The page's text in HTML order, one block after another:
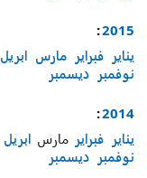
2015
:
يناير فبراير مارس ابريل
نوفمبر ديسمبر
2014
:
يناير فبراير مارس ابريل
نوفمبر ديسمبر